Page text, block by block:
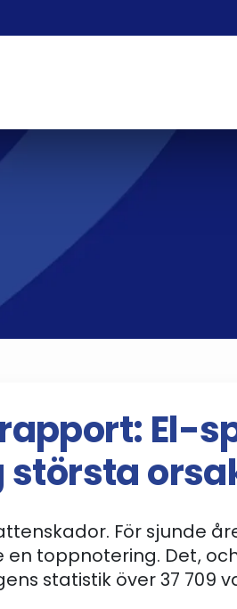
El-
För sjunde
toppnotering. Det,
statistik över 37 709